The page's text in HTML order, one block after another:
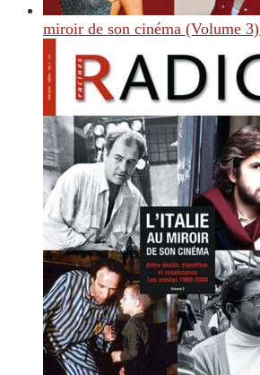
miroir de son cinéma (Volume 3)